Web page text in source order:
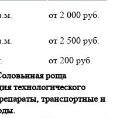
от 2 000 руб.
от 2 500 руб.
от 200 руб.
роща
технологического
транспортные и